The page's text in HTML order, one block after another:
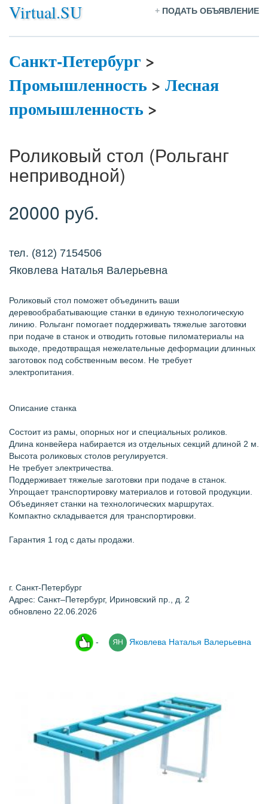
Virtual.SU + ПОДАТЬ ОБЪЯВЛЕНИЕ
Санкт-Петербург >
Промышленность > Лесная
промышленность >
Роликовый стол (Рольганг
неприводной)
20000 руб.
тел. (812) 7154506
Яковлева Наталья Валерьевна
Роликовый стол поможет объединить ваши
деревообрабатывающие станки в единую технологическую
линию. Рольганг помогает поддерживать тяжелые заготовки
при подаче в станок и отводить готовые пиломатериалы на
выходе, предотвращая нежелательные деформации длинных
заготовок под собственным весом. Не требует
электропитания.
Описание станка
Состоит из рамы, опорных ног и специальных роликов.
Длина конвейера набирается из отдельных секций длиной 2 м.
Высота роликовых столов регулируется.
Не требует электричества.
Поддерживает тяжелые заготовки при подаче в станок.
Упрощает транспортировку материалов и готовой продукции.
Объединяет станки на технологических маршрутах.
Компактно складывается для транспортировки.
Гарантия 1 год с даты продажи.
г. Санкт-Петербург
Адрес: Санкт–Петербург, Ириновский пр., д. 2
обновлено 22.06.2026
- Яковлева Наталья Валерьевна